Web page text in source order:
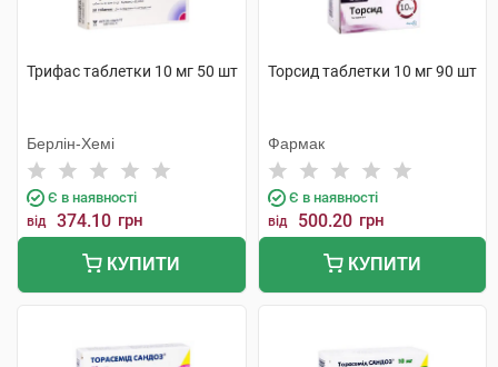
Трифас таблетки 10 мг 50 шт
Берлін-Хемі
Є в наявності
від 374.10 грн
КУПИТИ
Торсид таблетки 10 мг 90 шт
Фармак
Є в наявності
від 500.20 грн
КУПИТИ